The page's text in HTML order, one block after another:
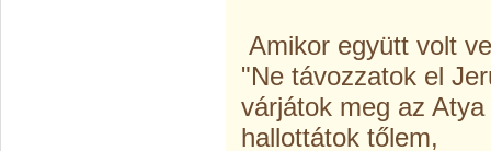
Amikor együtt volt
"Ne távozzatok el
várjátok meg az
hallottátok tőlem,